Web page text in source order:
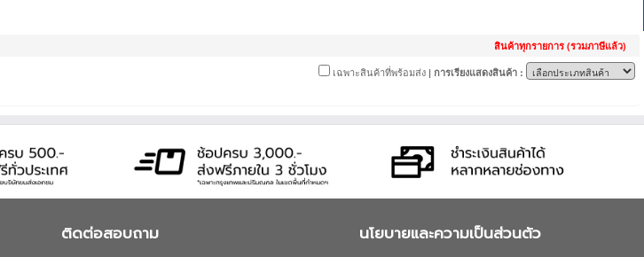
สินค้าทุกรายการ (รวมภาษีแล้ว)
เฉพาะสินค้าที่พร้อมส่ง | การเรียงแสดงสินค้า :
ติดต่อสอบถาม นโยบายและความเป็นส่วนตัว